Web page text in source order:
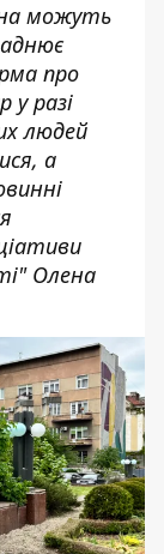
можуть
про
у разі
людей
а
Олена